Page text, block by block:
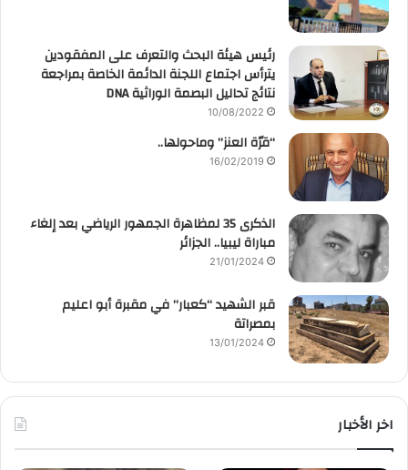
رئيس هيئة البحث والتعرف على المفقودين
يترأس اجتماع اللجنة الدائمة الخاصة بمراجعة
نتائج تحاليل البصمة الوراثية DNA
10/08/2022
“قرّة العنز” وماحولها..
16/02/2019
الذكرى 35 لمظاهرة الجمهور الرياضي بعد إلغاء
مباراة ليبيا.. الجزائر
21/01/2024
قبر الشهيد “كعبار” في مقبرة أبو اعليم
بمصراتة
13/01/2024
اخر الأخبار